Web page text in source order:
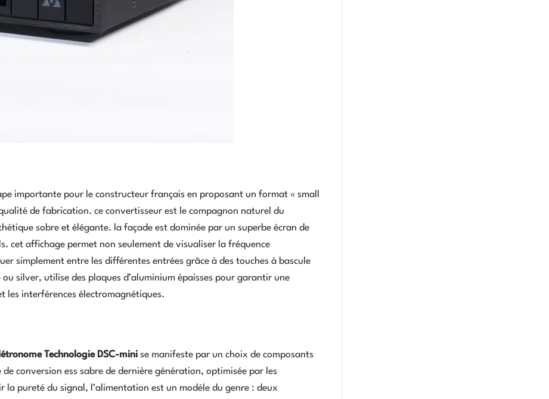
importante pour le constructeur français en proposant un format « small
de fabrication. ce convertisseur est le compagnon naturel du
sobre et élégante. la façade est dominée par un superbe écran de
cet affichage permet non seulement de visualiser la fréquence
simplement entre les différentes entrées grâce à des touches à bascule
silver, utilise des plaques d’aluminium épaisses pour garantir une
les interférences électromagnétiques.
Technologie DSC-mini se manifeste par un choix de composants
conversion ess sabre de dernière génération, optimisée par les
pureté du signal, l’alimentation est un modèle du genre : deux